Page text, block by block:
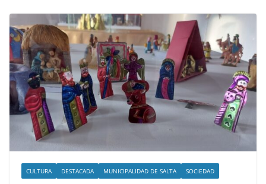
CULTURA DESTACADA MUNICIPALIDAD DE SALTA SOCIEDAD